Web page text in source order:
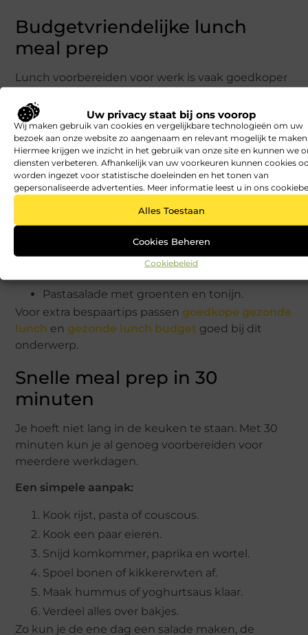
Uw privacy staat bij ons voorop
Wij maken gebruik van cookies en vergelijkbare technologieën om uw
bezoek aan onze website zo aangenaam en relevant mogelijk te
Hiermee krijgen we inzicht in het gebruik van onze site en kunnen we
diensten verbeteren. Afhankelijk van uw voorkeuren kunnen cookies
worden ingezet voor statistische doeleinden en het tonen van
gepersonaliseerde advertenties. Meer informatie leest u in ons
Alles Toestaan
Cookies Beheren
Cookiebeleid
Budgetvriendelijke lunch
meal prep
Lunch voorbereiden voor werk is vaak goedkoper
eenvoudige basisproducten zoals rijst, pasta,
eieren, bonen, linzen, brood, wraps, wortel,
komkommer en diepvriesgroenten.
Goedkope meal prep ideeën:
Rijst met bonen, mais en paprika.
Wrap met hummus en wortel.
Brood met ei en komkommer.
Linzensalade met tomaat.
Pastasalade met groenten en tonijn.
Voor extra bespaartips passen goedkope gezonde
lunch en gezonde lunch budget goed bij dit
onderwerp.
Snelle meal prep in 30
minuten
Je hoeft niet lang in de keuken te staan. Met 30
minuten kun je al genoeg voorbereiden voor
meerdere werkdagen.
Een simpele aanpak:
Kook rijst, pasta of couscous.
Kook een paar eieren.
Snijd komkommer, paprika en wortel.
Spoel bonen of kikkererwten af.
Maak hummus of yoghurtsaus klaar.
Verdeel alles over bakjes.
Zo kun je de ene dag een salade maken, de